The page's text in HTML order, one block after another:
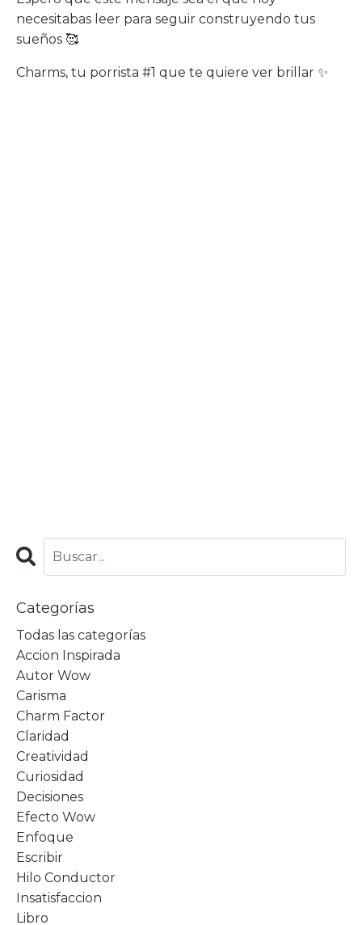
necesitabas leer para seguir construyendo tus
sueños 🥰
Charms, tu porrista #1 que te quiere ver brillar ✨
Categorías
Todas las categorías
Accion Inspirada
Autor Wow
Carisma
Charm Factor
Claridad
Creatividad
Curiosidad
Decisiones
Efecto Wow
Enfoque
Escribir
Hilo Conductor
Insatisfaccion
Libro